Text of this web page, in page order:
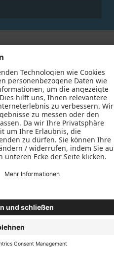
Kohlert © 2026